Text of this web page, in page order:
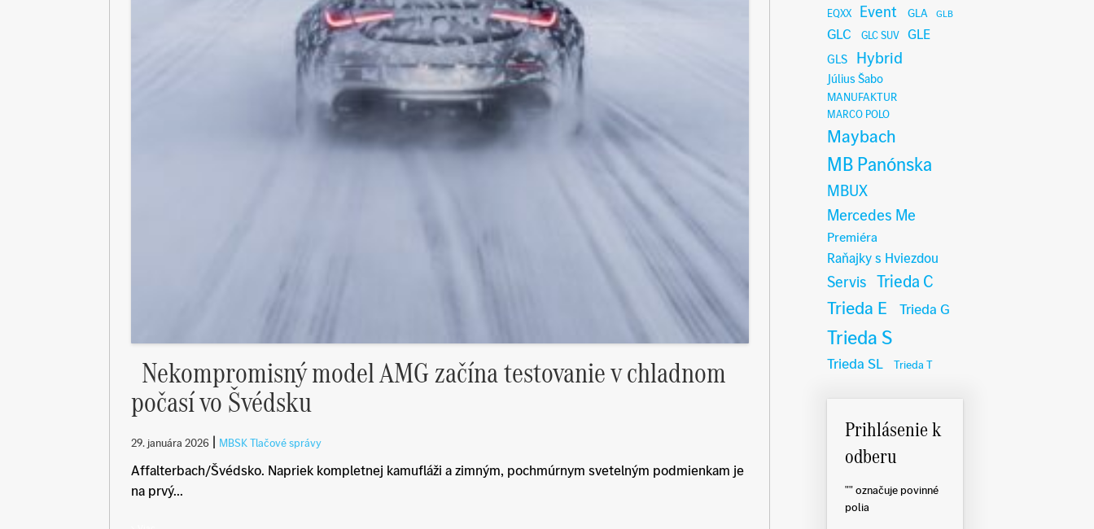
Nekompromisný model AMG začína testovanie v chladnom
počasí vo Švédsku
29. januára 2026 | MBSK Tlačové správy
Affalterbach/Švédsko. Napriek kompletnej kamufláži a zimným, pochmúrnym svetelným podmienkam je
na prvý...
EQXX Event GLA GLB
GLC GLC SUV GLE
GLS Hybrid
Július Šabo
MANUFAKTUR
MARCO POLO
Maybach
MB Panónska
MBUX
Mercedes Me
Premiéra
Raňajky s Hviezdou
Servis Trieda C
Trieda E Trieda G
Trieda S
Trieda SL Trieda T
Prihlásenie k
odberu
"" označuje povinné
polia